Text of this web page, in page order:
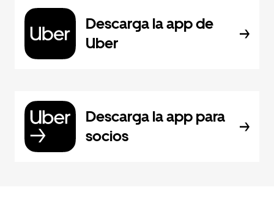
Descarga la app de
Uber
Descarga la app para
socios